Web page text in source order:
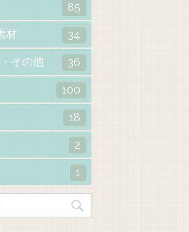
85
材 34
その他 36
100
18
2
1